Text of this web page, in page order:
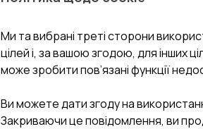
Ми та вибрані треті сторони
цілей і, за вашою згодою, для інших
може зробити пов’язані функції
Ви можете дати згоду на
Закриваючи це повідомлення, ви